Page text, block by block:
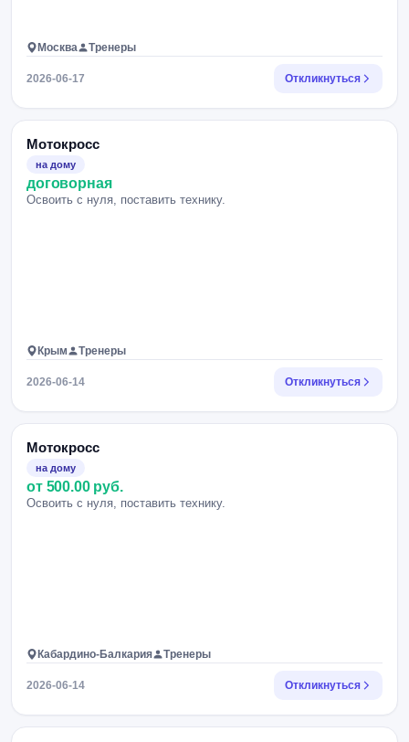
Москва Тренеры
2026-06-17 Откликнуться
Мотокросс
на дому
договорная
Освоить с нуля, поставить технику.
Крым Тренеры
2026-06-14 Откликнуться
Мотокросс
на дому
от 500.00 руб.
Освоить с нуля, поставить технику.
Кабардино-Балкария Тренеры
2026-06-14 Откликнуться